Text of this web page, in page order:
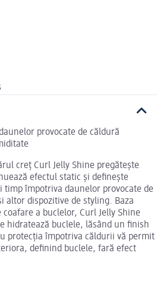
provocate de căldură
creț Curl Jelly Shine pregătește
efectul static și definește
timp împotriva daunelor provocate de
altor dispozitive de styling. Baza
a buclelor, Curl Jelly Shine
hidratează buclele, lăsând un finish
protecția împotriva căldurii vă permit
definind buclele, fară efect